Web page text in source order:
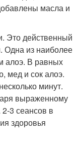
масла и
Это действенный
Одна из наиболее
алоэ. В равных
мед и сок алоэ.
минут.
выраженному
3 сеансов в
здоровья